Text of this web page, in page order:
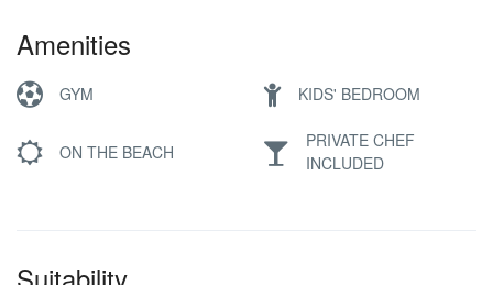
Amenities
GYM KIDS' BEDROOM
ON THE BEACH
PRIVATE CHEF
INCLUDED